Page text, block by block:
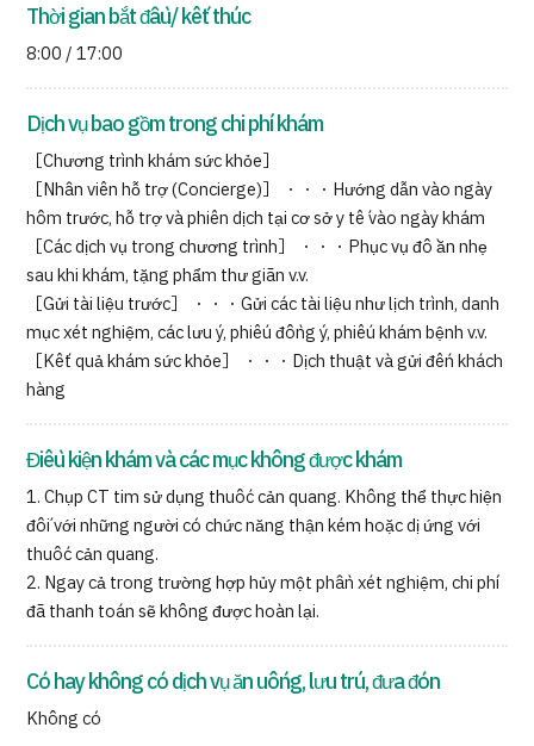
Thời gian bắt đầu/ kết thúc
8:00 / 17:00
Dịch vụ bao gồm trong chi phí khám
［Chương trình khám sức khỏe］
［Nhân viên hỗ trợ (Concierge)］ ・・・Hướng dẫn vào ngày
hôm trước, hỗ trợ và phiên dịch tại cơ sở y tế vào ngày khám
［Các dịch vụ trong chương trình］ ・・・Phục vụ đồ ăn nhẹ
sau khi khám, tặng phẩm thư giãn v.v.
［Gửi tài liệu trước］ ・・・Gửi các tài liệu như lịch trình, danh
mục xét nghiệm, các lưu ý, phiếu đồng ý, phiếu khám bệnh v.v.
［Kết quả khám sức khỏe］ ・・・Dịch thuật và gửi đến khách
hàng
Điều kiện khám và các mục không được khám
1. Chụp CT tim sử dụng thuốc cản quang. Không thể thực hiện
đối với những người có chức năng thận kém hoặc dị ứng với
thuốc cản quang.
2. Ngay cả trong trường hợp hủy một phần xét nghiệm, chi phí
đã thanh toán sẽ không được hoàn lại.
Có hay không có dịch vụ ăn uống, lưu trú, đưa đón
Không có